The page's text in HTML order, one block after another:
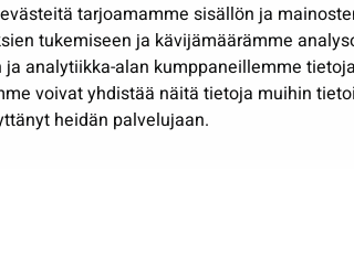
tarjoamamme sisällön ja
tukemiseen ja kävijämäärämme
ja analytiikka-alan kumppaneillemme
voivat yhdistää näitä tietoja muihin
heidän palvelujaan.